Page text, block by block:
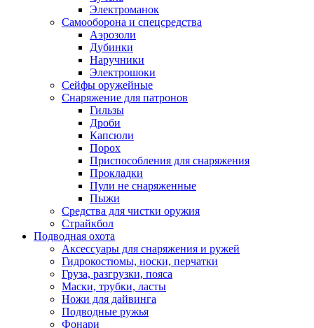
Электроманок
Самооборона и спецсредства
Аэрозоли
Дубинки
Наручники
Электрошоки
Сейфы оружейные
Снаряжение для патронов
Гильзы
Дроби
Капсюли
Порох
Приспособления для снаряжения
Прокладки
Пули не снаряженные
Пыжи
Средства для чистки оружия
Страйкбол
Подводная охота
Аксессуары для снаряжения и ружей
Гидрокостюмы, носки, перчатки
Груза, разгрузки, пояса
Маски, трубки, ласты
Ножи для дайвинга
Подводные ружья
Фонари